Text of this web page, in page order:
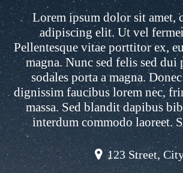
Lorem ipsum dolor sit amet,
adipiscing elit. Ut vel
Pellentesque vitae porttitor ex,
magna. Nunc sed felis sed dui
sodales porta a magna.
dignissim faucibus lorem nec,
massa. Sed blandit dapibus
interdum commodo laoreet.
123 Street,